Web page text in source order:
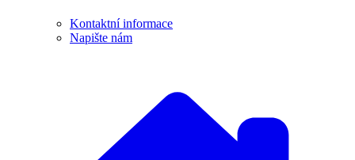
Kontaktní informace
Napište nám